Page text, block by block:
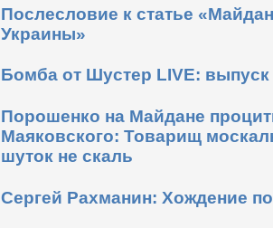
Послесловие к статье
Украины»
Бомба от Шустер LIVE: выпуск
Порошенко на Майдане
Маяковского: Товарищ
шуток не скаль
Сергей Рахманин: Хождение